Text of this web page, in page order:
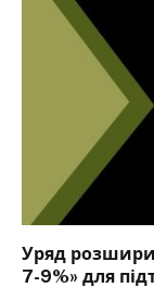
Уряд
7-9%» для